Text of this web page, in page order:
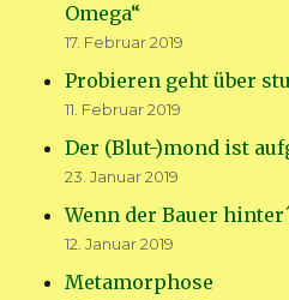
Omega“
17. Februar 2019
Probieren geht über
11. Februar 2019
Der (Blut-)mond ist
23. Januar 2019
Wenn der Bauer
12. Januar 2019
Metamorphose